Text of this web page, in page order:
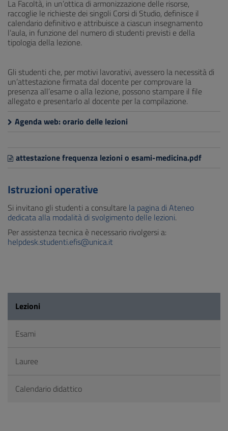
La Facoltà, in un’ottica di armonizzazione delle risorse,
raccoglie le richieste dei singoli Corsi di Studio, definisce il
calendario definitivo e attribuisce a ciascun insegnamento
l’aula, in funzione del numero di studenti previsti e della
tipologia della lezione.
Gli studenti che, per motivi lavorativi, avessero la necessità di
un’attestazione firmata dal docente per comprovare la
presenza all’esame o alla lezione, possono stampare il file
allegato e presentarlo al docente per la compilazione.
Agenda web: orario delle lezioni
attestazione frequenza lezioni o esami-medicina.pdf
Istruzioni operative
Si invitano gli studenti a consultare la pagina di Ateneo
dedicata alla modalità di svolgimento delle lezioni.
Per assistenza tecnica è necessario rivolgersi a:
helpdesk.studenti.efis@unica.it
Lezioni
Esami
Lauree
Calendario didattico